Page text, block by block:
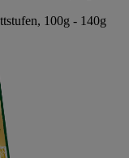
100g - 140g